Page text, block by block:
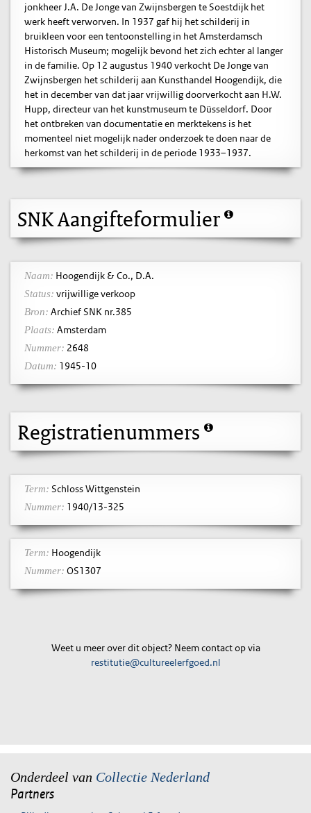
jonkheer J.A. De Jonge van Zwijnsbergen te Soestdijk het
werk heeft verworven. In 1937 gaf hij het schilderij in
bruikleen voor een tentoonstelling in het Amsterdamsch
Historisch Museum; mogelijk bevond het zich echter al langer
in de familie. Op 12 augustus 1940 verkocht De Jonge van
Zwijnsbergen het schilderij aan Kunsthandel Hoogendijk, die
het in december van dat jaar vrijwillig doorverkocht aan H.W.
Hupp, directeur van het kunstmuseum te Düsseldorf. Door
het ontbreken van documentatie en merktekens is het
momenteel niet mogelijk nader onderzoek te doen naar de
herkomst van het schilderij in de periode 1933–1937.
SNK Aangifteformulier
Naam: Hoogendijk & Co., D.A.
Status: vrijwillige verkoop
Bron: Archief SNK nr.385
Plaats: Amsterdam
Nummer: 2648
Datum: 1945-10
Registratienummers
Term: Schloss Wittgenstein
Nummer: 1940/13-325
Term: Hoogendijk
Nummer: OS1307
Weet u meer over dit object? Neem contact op via
restitutie@cultureelerfgoed.nl
Onderdeel van Collectie Nederland
Partners